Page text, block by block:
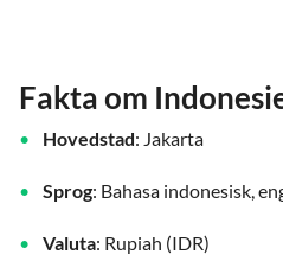
Fakta om
Hovedstad: Jakarta
Sprog: Bahasa indonesisk,
Valuta: Rupiah (IDR)